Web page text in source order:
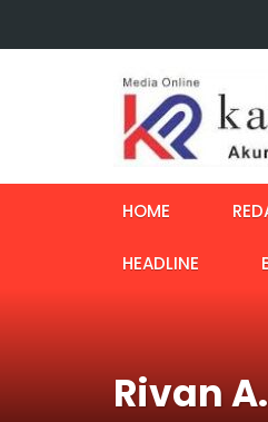
HOME
HEADLINE
Rivan